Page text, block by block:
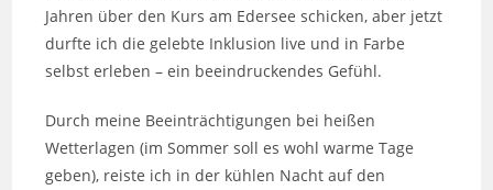
Jahren über den Kurs am Edersee schicken, aber jetzt
durfte ich die gelebte Inklusion live und in Farbe
selbst erleben – ein beeindruckendes Gefühl.
Durch meine Beeinträchtigungen bei heißen
Wetterlagen (im Sommer soll es wohl warme Tage
geben), reiste ich in der kühlen Nacht auf den